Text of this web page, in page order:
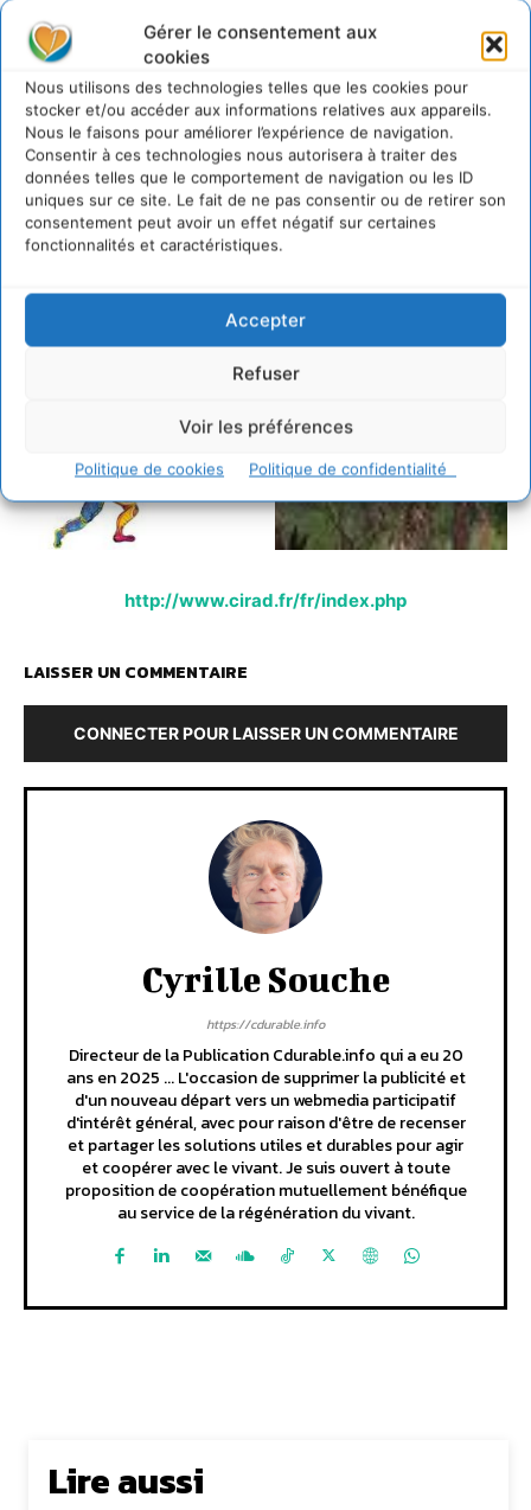
Gérer le consentement aux
cookies
Nous utilisons des technologies telles que les cookies pour
stocker et/ou accéder aux informations relatives aux appareils.
Nous le faisons pour améliorer l’expérience de navigation.
Consentir à ces technologies nous autorisera à traiter des
données telles que le comportement de navigation ou les ID
uniques sur ce site. Le fait de ne pas consentir ou de retirer son
consentement peut avoir un effet négatif sur certaines
fonctionnalités et caractéristiques.
Accepter
Refuser
Voir les préférences
Politique de cookies Politique de confidentialité
http://www.cirad.fr/fr/index.php
LAISSER UN COMMENTAIRE
CONNECTER POUR LAISSER UN COMMENTAIRE
Cyrille Souche
https://cdurable.info
Directeur de la Publication Cdurable.info qui a eu 20
ans en 2025 ... L'occasion de supprimer la publicité et
d'un nouveau départ vers un webmedia participatif
d'intérêt général, avec pour raison d'être de recenser
et partager les solutions utiles et durables pour agir
et coopérer avec le vivant. Je suis ouvert à toute
proposition de coopération mutuellement bénéfique
au service de la régénération du vivant.
Lire aussi